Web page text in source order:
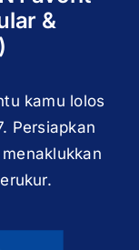
&
kamu lolos
Persiapkan